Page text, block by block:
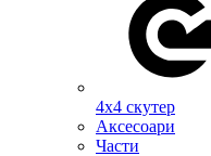
4х4 скутер
Аксесоари
Части